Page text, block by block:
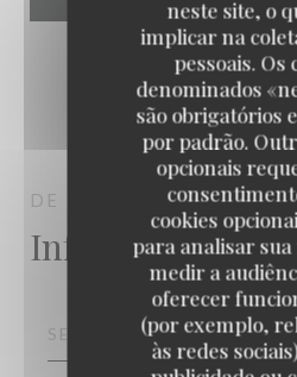
neste site, o
implicar na
pessoais. Os
denominados
são obrigatórios
por padrão.
opcionais
cookies
para analisar sua
medir a
oferecer
(por exemplo,
às redes
DE FAZANT
Informações
SERVIÇOS